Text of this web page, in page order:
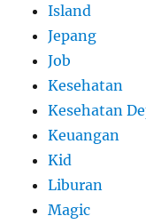
Island
Jepang
Job
Kesehatan
Kesehatan
Keuangan
Kid
Liburan
Magic